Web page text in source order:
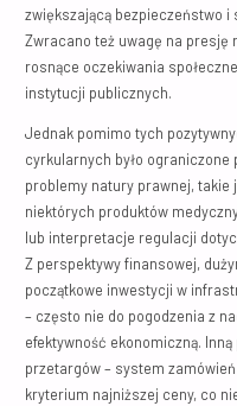
zwiększającą bezpieczeństwo
Zwracano też uwagę na presję
rosnące oczekiwania
instytucji publicznych.
Jednak pomimo tych
cyrkularnych było
problemy natury prawnej, takie
niektórych produktów
lub interpretacje regulacji
Z perspektywy finansowej,
początkowe inwestycji w
– często nie do pogodzenia z
efektywność ekonomiczną.
przetargów – system
kryterium najniższej ceny, co